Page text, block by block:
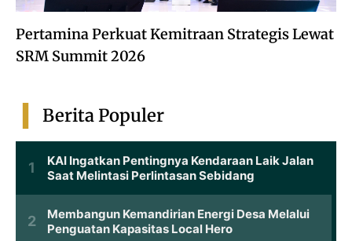
Pertamina Perkuat Kemitraan Strategis Lewat
SRM Summit 2026
Berita Populer